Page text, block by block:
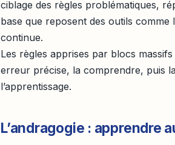
ciblage des règles problématiques,
base que reposent des outils
continue.
Les règles apprises par blocs
erreur précise, la comprendre, puis
l’apprentissage.
L’andragogie : apprendre